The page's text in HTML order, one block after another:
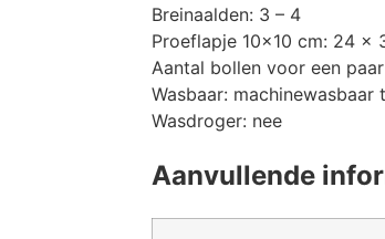
Breinaalden: 3 – 4
Proeflapje 10×10 cm: 24 x
Aantal bollen voor een
Wasbaar:
Wasdroger: nee
Aanvullende